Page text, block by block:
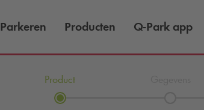
Parkeren Producten Q-Park app
Product